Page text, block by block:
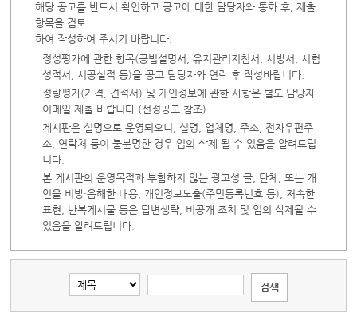
해당 공고를 반드시 확인하고 공고에 대한 담당자와 통화 후, 제출
항목을 검토
하여 작성하여 주시기 바랍니다.
정성평가에 관한 항목(공법설명서, 유지관리지침서, 시방서, 시험
성적서, 시공실적 등)을 공고 담당자와 연락 후 작성바랍니다.
정량평가(가격, 견적서) 및 개인정보에 관한 사항은 별도 담당자
이메일 제출 바랍니다.(선정공고 참조)
게시판은 실명으로 운영되오니, 실명, 업체명, 주소, 전자우편주
소, 연락처 등이 불분명한 경우 임의 삭제 될 수 있음을 알려드립
니다.
본 게시판의 운영목적과 부합하지 않는 광고성 글, 단체, 또는 개
인을 비방·음해한 내용, 개인정보노출(주민등록번호 등), 저속한
표현, 반복게시물 등은 답변생략, 비공개 조치 및 임의 삭제될 수
있음을 알려드립니다.